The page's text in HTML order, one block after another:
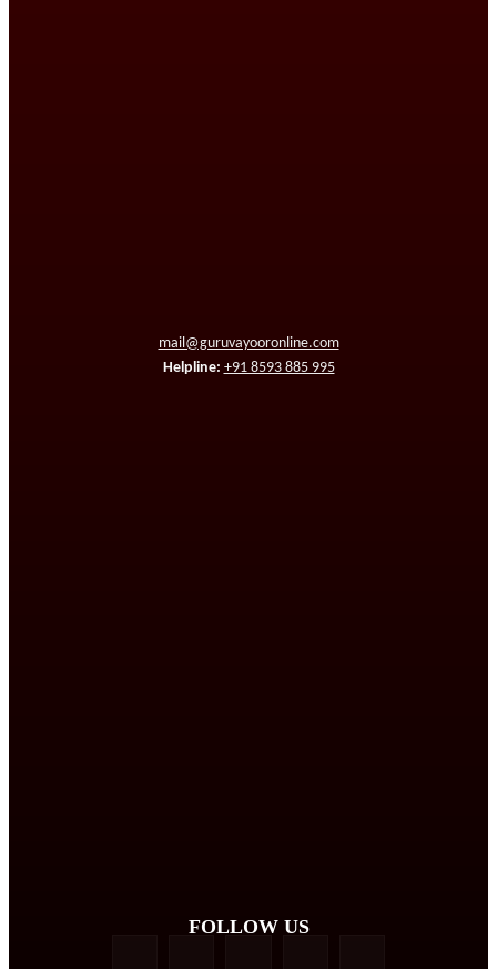
mail@guruvayooronline.com
Helpline: +91 8593 885 995
FOLLOW US